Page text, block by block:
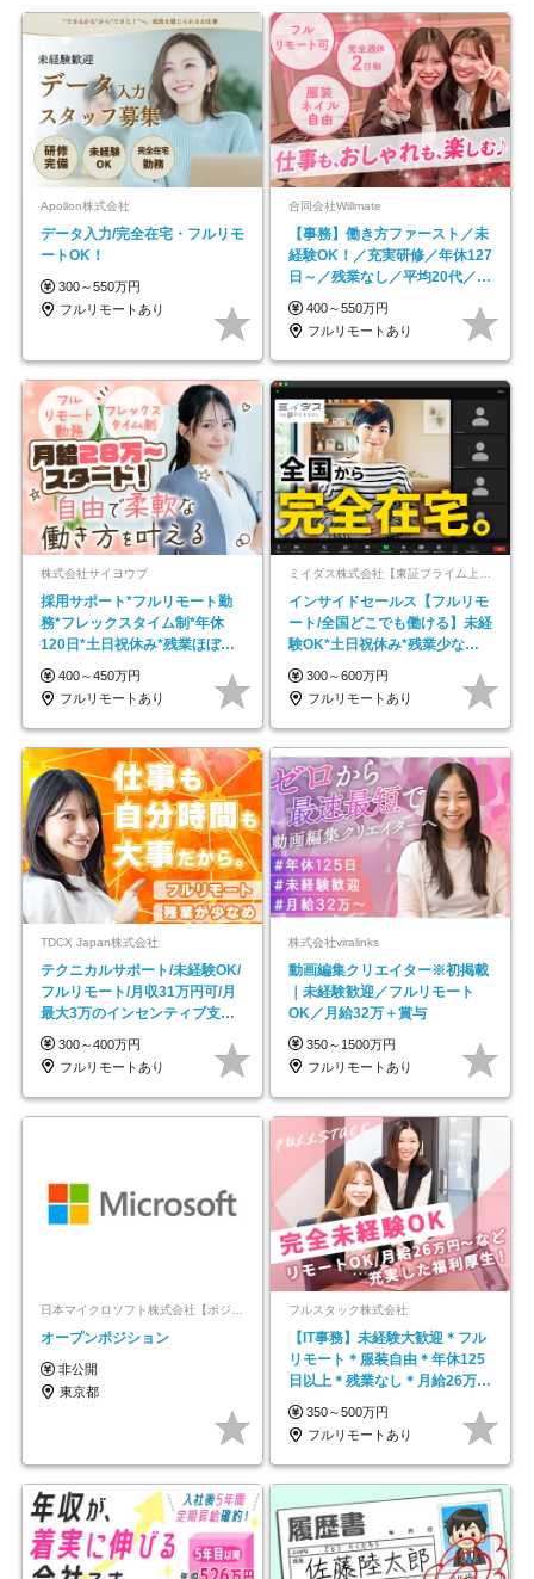
Apollon株式会社
データ入力/完全在宅・フルリモ
ートOK！
300～550万円
フルリモートあり
合同会社Willmate
【事務】働き方ファースト／未
経験OK！／充実研修／年休127
日～／残業なし／平均20代／リ
モートOK
400～550万円
フルリモートあり
株式会社サイヨウブ
採用サポート*フルリモート勤
務*フレックスタイム制*年休
120日*土日祝休み*残業ほぼな
し*育児中社員8割以上
400～450万円
フルリモートあり
ミイダス株式会社【東証プライム上場パーソルグループ】
インサイドセールス【フルリモ
ート/全国どこでも働ける】未経
験OK*土日祝休み*残業少なめ*
在宅勤務手当あり
300～600万円
フルリモートあり
TDCX Japan株式会社
テクニカルサポート/未経験OK/
フルリモート/月収31万円可/月
最大3万のインセンティブ支給/
平均年齢33歳
300～400万円
フルリモートあり
株式会社viralinks
動画編集クリエイター※初掲載
｜未経験歓迎／フルリモート
OK／月給32万＋賞与
350～1500万円
フルリモートあり
日本マイクロソフト株式会社【ポジションマッチ登録】
オープンポジション
非公開
東京都
フルスタック株式会社
【IT事務】未経験大歓迎＊フル
リモート＊服装自由＊年休125
日以上＊残業なし＊月給26万円
以上
350～500万円
フルリモートあり